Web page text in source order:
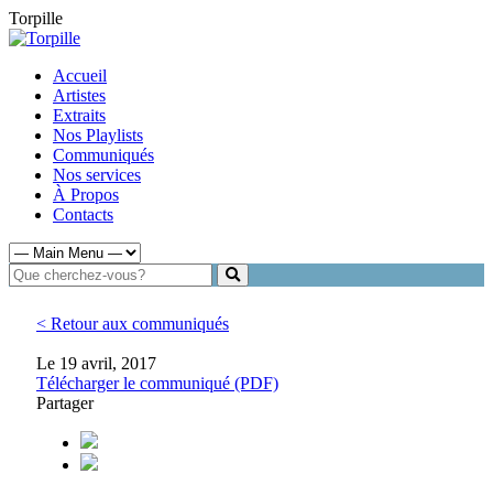
Torpille
Accueil
Artistes
Extraits
Nos Playlists
Communiqués
Nos services
À Propos
Contacts
< Retour aux communiqués
Le 19 avril, 2017
Télécharger le communiqué (PDF)
Partager